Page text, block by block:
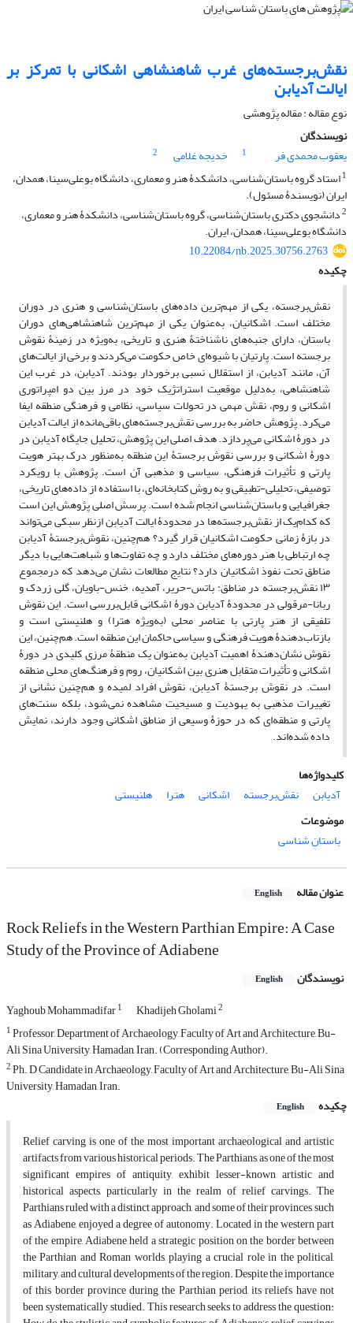
نقش‌برجسته‌های غرب شاهنشاهی اشکانی با تمرکز بر
ایالت آدیابن
نوع مقاله : مقاله پژوهشی
نویسندگان
یعقوب محمدی فر
1 خدیجه غلامی
2
1استاد گروه باستان‌شناسی، دانشکدۀ هنر و معماری، دانشگاه بوعلی‌سینا، همدان،
ایران (نویسندۀ مسئول).
2دانشجوی دکتری باستان‌شناسی، گروه باستان‌شناسی، دانشکدۀ هنر و معماری،
دانشگاه بوعلی‌سینا، همدان، ایران.
10.22084/nb.2025.30756.2763
چکیده
نقش‌برجسته، یکی از مهم‌ترین داده‌های باستان‌شناسی و هنری در دوران
مختلف است. اشکانیان، به‌عنوان یکی از مهم‌ترین شاهنشاهی‌های دوران
باستان، دارای جنبه‌های ناشناختۀ هنری و تاریخی، به‌ویژه در زمینۀ نقوش
برجسته است. پارتیان با شیوه‌ای خاص حکومت می‌کردند و برخی از ایالت‌های
آن، مانند آدیابن، از استقلال نسبی برخوردار بودند. آدیابن، در غرب این
شاهنشاهی، به‌دلیل موقعیت استراتژیک خود در مرز بین دو امپراتوری
اشکانی و روم، نقش مهمی در تحولات سیاسی، نظامی و فرهنگی منطقه ایفا
می‌کرد. پژوهش حاضر به بررسی نقش‌برجسته‌های باقی‌مانده از ایالت آدیابن
در دورۀ اشکانی می‌پردازد. هدف اصلی این پژوهش، تحلیل جایگاه آدیابن در
دورۀ اشکانی و بررسی نقوش برجستۀ این منطقه به‌منظور درک بهتر هویت
پارتی و تأثیرات فرهنگی، سیاسی و مذهبی آن است. پژوهش با رویکرد
توصیفی، تحلیلی-تطبیقی و به روش کتابخانه‌ای، با استفاده از داده‌های تاریخی،
جغرافیایی و باستان‌شناسی انجام شده است. پرسش اصلی پژوهش این است
که کدام‌یک از نقش‌برجسته‌ها در محدودۀ ایالت آدیابن ازنظر سبکی می‌تواند
در بازۀ زمانی حکومت اشکانیان قرار گیرد؟ هم‌چنین، نقوش‌برجستۀ آدیابن
چه ارتباطی با هنر دوره‌های مختلف دارد و چه تفاوت‌ها و شباهت‌هایی با دیگر
مناطق تحت نفوذ اشکانیان دارد؟ نتایج مطالعات نشان می‌دهد که درمجموع
۱۳ نقش‌برجسته در مناطق: باتس-حریر، آمدیه، خنس-باویان، گلی زردک و
ربانا-مرقولی در محدودۀ آدیابن دورۀ اشکانی قابل‌بررسی است. این نقوش
تلفیقی از هنر پارتی با عناصر محلی (به‌ویژه هترا) و هلنیستی است و
بازتاب‌دهندۀ هویت فرهنگی و سیاسی حاکمان این منطقه است. هم‌چنین، این
نقوش نشان‌دهندۀ اهمیت آدیابن به‌عنوان یک منطقۀ مرزی کلیدی در دورۀ
اشکانی و تأثیرات متقابل هنری بین اشکانیان، روم و فرهنگ‌های محلی منطقه
است. در نقوش برجستۀ آدیابن، نقوش افراد لمیده و هم‌چنین نشانی از
تغییرات مذهبی به یهودیت و مسیحیت مشاهده نمی‌شود، بلکه سنت‌های
پارتی و منطقه‌ای که در حوزۀ وسیعی از مناطق اشکانی وجود دارند، نمایش
داده شده‌اند.
کلیدواژه‌ها
آدیابن
نقش‌برجسته اشکانی هترا
هلنیستی
موضوعات
باستان شناسی
عنوان مقاله English
Rock Reliefs in the Western Parthian Empire: A Case
Study of the Province of Adiabene
نویسندگان English
Yaghoub Mohammadifar1 Khadijeh Gholami2
1Professor, Department of Archaeology, Faculty of Art and Architecture, Bu-
Ali Sina University, Hamadan, Iran. (Corresponding Author).
2Ph. D Candidate in Archaeology, Faculty of Art and Architecture, Bu-Ali Sina
University, Hamadan, Iran.
چکیده
English
Relief carving is one of the most important archaeological and artistic
artifacts from various historical periods. The Parthians, as one of the most
significant empires of antiquity, exhibit lesser-known artistic and
historical aspects, particularly in the realm of relief carvings. The
Parthians ruled with a distinct approach, and some of their provinces, such
as Adiabene, enjoyed a degree of autonomy. Located in the western part
of the empire, Adiabene held a strategic position on the border between
the Parthian and Roman worlds, playing a crucial role in the political,
military, and cultural developments of the region. Despite the importance
of this border province during the Parthian period, its reliefs have not
been systematically studied. This research seeks to address the question: